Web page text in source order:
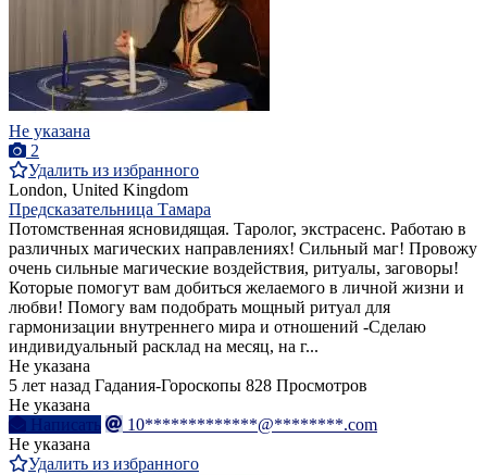
Не указана
2
Удалить из избранного
London, United Kingdom
Предсказательница Тамара
Потомственная ясновидящая. Таролог, экстрасенс. Работаю в
различных магических направлениях! Сильный маг! Провожу
очень сильные магические воздействия, ритуалы, заговоры!
Которые помогут вам добиться желаемого в личной жизни и
любви! Помогу вам подобрать мощный ритуал для
гармонизации внутреннего мира и отношений -Сделаю
индивидуальный расклад на месяц, на г...
Не указана
5 лет назад Гадания-Гороскопы 828 Просмотров
Не указана
Написать
10*************@********.com
Не указана
Удалить из избранного